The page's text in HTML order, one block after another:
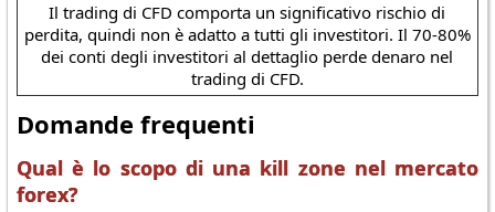
Il trading di CFD comporta un significativo rischio di
perdita, quindi non è adatto a tutti gli investitori. Il 70-80%
dei conti degli investitori al dettaglio perde denaro nel
trading di CFD.
Domande frequenti
Qual è lo scopo di una kill zone nel mercato
forex?